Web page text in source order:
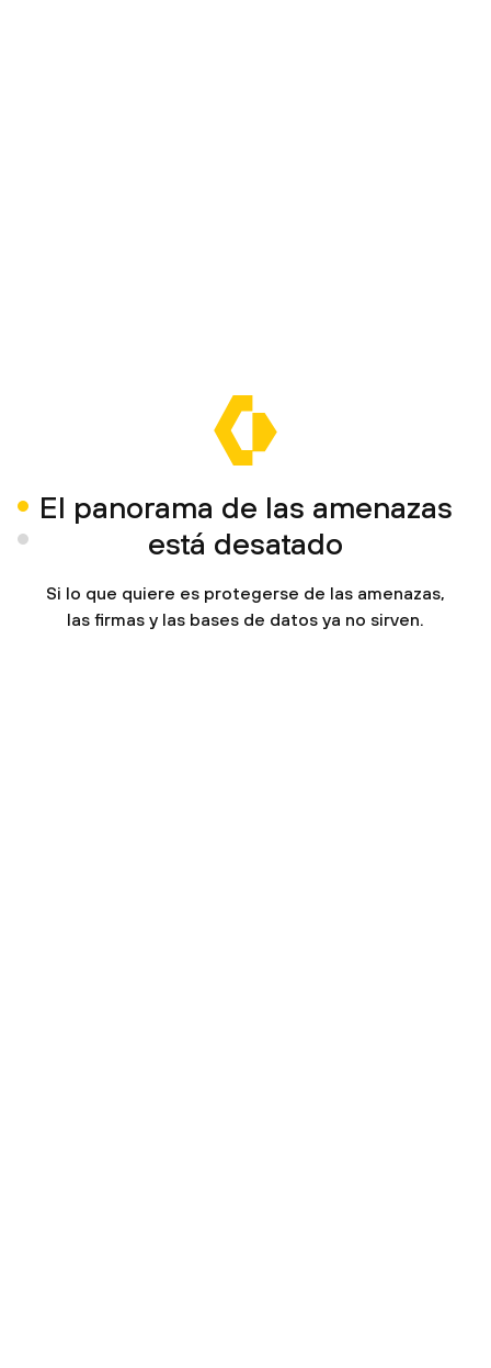
El panorama de las amenazas
está desatado
Si lo que quiere es protegerse de las amenazas,
las firmas y las bases de datos ya no sirven.